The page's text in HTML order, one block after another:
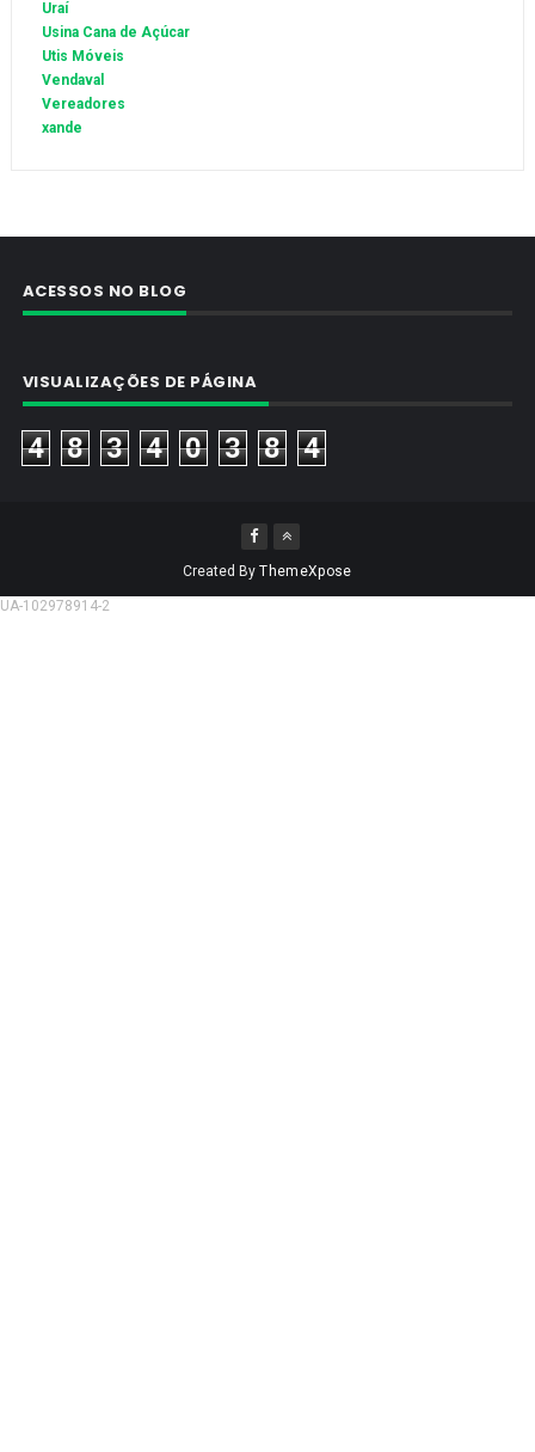
Uraí
Usina Cana de Açúcar
Utis Móveis
Vendaval
Vereadores
xande
ACESSOS NO BLOG
VISUALIZAÇÕES DE PÁGINA
4 8 3 4 0 3 8 4
Created ByThemeXpose
UA-102978914-2